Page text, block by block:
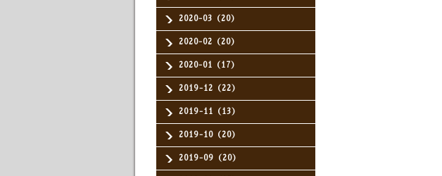
2020-03（20）
2020-02（20）
2020-01（17）
2019-12（22）
2019-11（13）
2019-10（20）
2019-09（20）